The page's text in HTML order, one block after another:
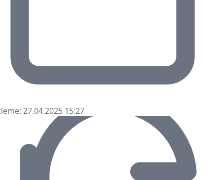
27.04.2025 15:27